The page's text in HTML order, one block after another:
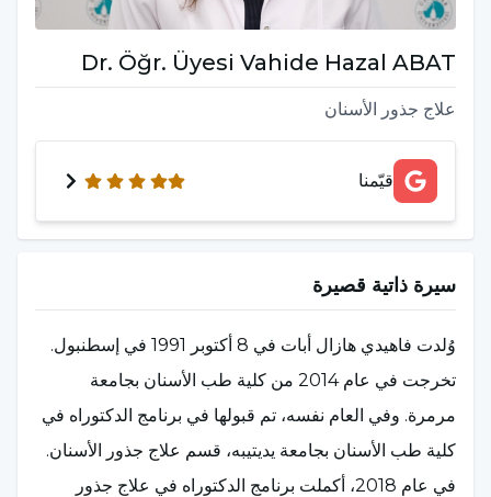
Dr. Öğr. Üyesi Vahide Hazal ABAT
علاج جذور الأسنان
قيّمنا
سيرة ذاتية قصيرة
وُلدت فاهيدي هازال أبات في 8 أكتوبر 1991 في إسطنبول.
تخرجت في عام 2014 من كلية طب الأسنان بجامعة
مرمرة. وفي العام نفسه، تم قبولها في برنامج الدكتوراه في
كلية طب الأسنان بجامعة يديتيبه، قسم علاج جذور الأسنان.
في عام 2018، أكملت برنامج الدكتوراه في علاج جذور